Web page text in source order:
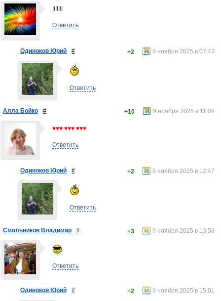
!!!!!!!
Ответить
Одиноков Юрий # 9 ноября 2025 в 07:43
+2
Ответить
Алла Бойко # 9 ноября 2025 в 11:09
+10
♥♥♥ ♥♥♥ ♥♥♥
Ответить
Одиноков Юрий # 9 ноября 2025 в 12:47
+2
Ответить
Смольников Владимир # 9 ноября 2025 в 13:58
+3
Ответить
Одиноков Юрий # 9 ноября 2025 в 15:01
+2